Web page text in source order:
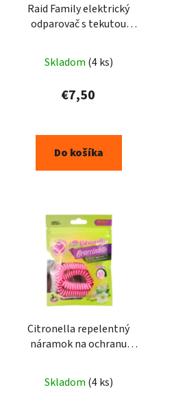
Raid Family elektrický
odparovač s tekutou
Skladom (4 ks)
€7,50
Do košíka
Citronella repelentný
náramok na ochranu
ruzový
Skladom (4 ks)